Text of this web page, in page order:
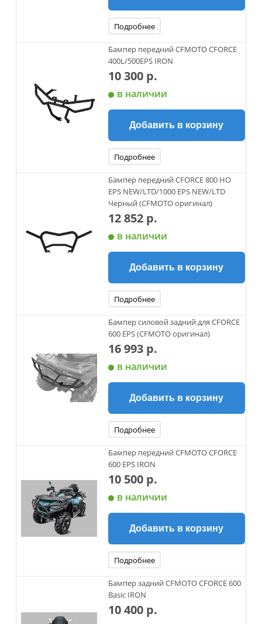
Подробнее
Бампер передний CFMOTO CFORCE
400L/500EPS IRON
10 300 р.
в наличии
Добавить в корзину
Подробнее
Бампер передний CFORCE 800 HO
EPS NEW/LTD/1000 EPS NEW/LTD
Черный (CFMOTO оригинал)
12 852 р.
в наличии
Добавить в корзину
Подробнее
Бампер силовой задний для CFORCE
600 EPS (CFMOTO оригинал)
16 993 р.
в наличии
Добавить в корзину
Подробнее
Бампер передний CFMOTO CFORCE
600 EPS IRON
10 500 р.
в наличии
Добавить в корзину
Подробнее
Бампер задний CFMOTO CFORCE 600
Basic IRON
10 400 р.